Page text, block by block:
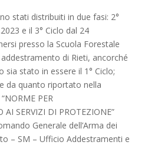
stati distribuiti in due fasi: 2°
e il 3° Ciclo dal 24
presso la Scuola Forestale
di Rieti, ancorché
sia stato in essere il 1° Ciclo;
da quanto riportato nella
PER
AI SERVIZI DI PROTEZIONE”
Generale dell’Arma dei
– SM – Ufficio Addestramenti e